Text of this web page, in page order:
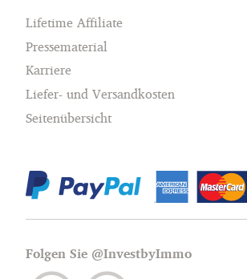
Lifetime Affiliate
Pressematerial
Karriere
Liefer- und Versandkosten
Seitenübersicht
Folgen Sie @InvestbyImmo